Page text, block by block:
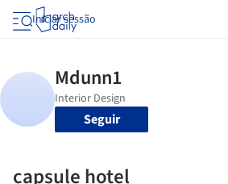
Iniciar sessão
Seguir
capsule hotel